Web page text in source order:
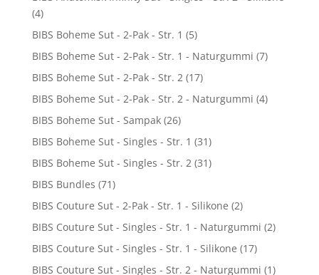
(4)
BIBS Boheme Sut - 2-Pak - Str. 1 (5)
BIBS Boheme Sut - 2-Pak - Str. 1 - Naturgummi (7)
BIBS Boheme Sut - 2-Pak - Str. 2 (17)
BIBS Boheme Sut - 2-Pak - Str. 2 - Naturgummi (4)
BIBS Boheme Sut - Sampak (26)
BIBS Boheme Sut - Singles - Str. 1 (31)
BIBS Boheme Sut - Singles - Str. 2 (31)
BIBS Bundles (71)
BIBS Couture Sut - 2-Pak - Str. 1 - Silikone (2)
BIBS Couture Sut - Singles - Str. 1 - Naturgummi (2)
BIBS Couture Sut - Singles - Str. 1 - Silikone (17)
BIBS Couture Sut - Singles - Str. 2 - Naturgummi (1)